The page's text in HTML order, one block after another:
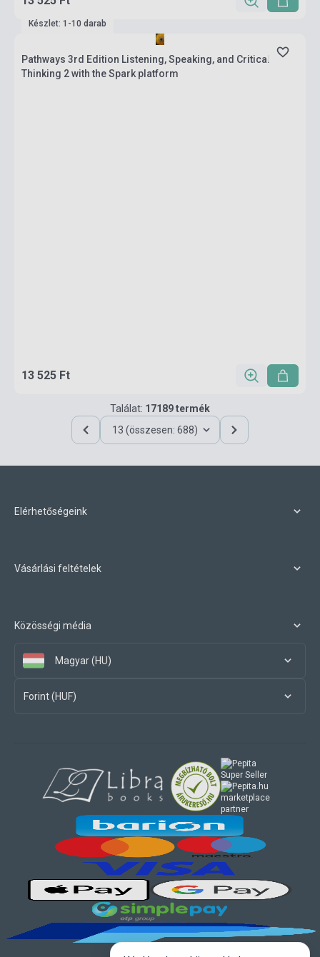
Készlet: 1-10 darab
Pathways 3rd Edition Listening, Speaking, and Critical
Thinking 2 with the Spark platform
13 525 Ft
Találat: 17189 termék
13 (összesen: 688)
Elérhetőségeink
Vásárlási feltételek
Közösségi média
Magyar (HU)
Forint (HUF)
marketplace
partner